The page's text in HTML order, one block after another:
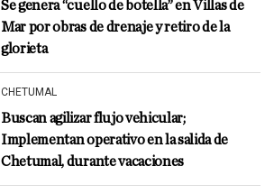
Se genera “cuello de botella” en Villas de
Mar por obras de drenaje y retiro de la
glorieta
CHETUMAL
Buscan agilizar flujo vehicular;
Implementan operativo en la salida de
Chetumal, durante vacaciones